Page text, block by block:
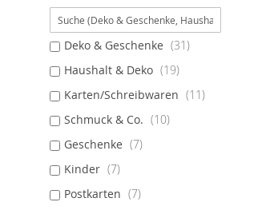
Deko & Geschenke
31
Haushalt & Deko
19
Karten/Schreibwaren
11
Schmuck & Co.
10
Geschenke
7
Kinder
7
Postkarten
7